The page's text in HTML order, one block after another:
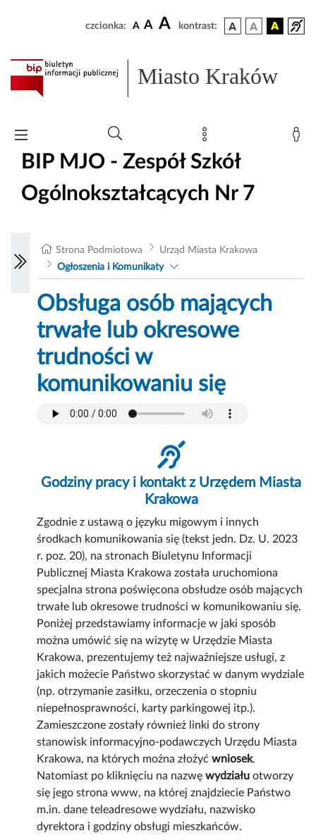
czcionka: A A A kontrast:
Miasto Kraków
BIP MJO - Zespół Szkół
Ogólnokształcących Nr 7
Strona Podmiotowa
Urząd Miasta Krakowa
Ogłoszenia i Komunikaty
Obsługa osób mających
trwałe lub okresowe
trudności w
komunikowaniu się
Godziny pracy i kontakt z Urzędem Miasta
Krakowa
Zgodnie z ustawą o języku migowym i innych
środkach komunikowania się (tekst jedn. Dz. U. 2023
r. poz. 20), na stronach Biuletynu Informacji
Publicznej Miasta Krakowa została uruchomiona
specjalna strona poświęcona obsłudze osób mających
trwałe lub okresowe trudności w komunikowaniu się.
Poniżej przedstawiamy informacje w jaki sposób
można umówić się na wizytę w Urzędzie Miasta
Krakowa, prezentujemy też najważniejsze usługi, z
jakich możecie Państwo skorzystać w danym wydziale
(np. otrzymanie zasiłku, orzeczenia o stopniu
niepełnosprawności, karty parkingowej itp.).
Zamieszczone zostały również linki do strony
stanowisk informacyjno-podawczych Urzędu Miasta
Krakowa, na których można złożyćwniosek.
Natomiast po kliknięciu na nazwęwydziału otworzy
się jego strona www, na której znajdziecie Państwo
m.in. dane teleadresowe wydziału, nazwisko
dyrektora i godziny obsługi mieszkańców.